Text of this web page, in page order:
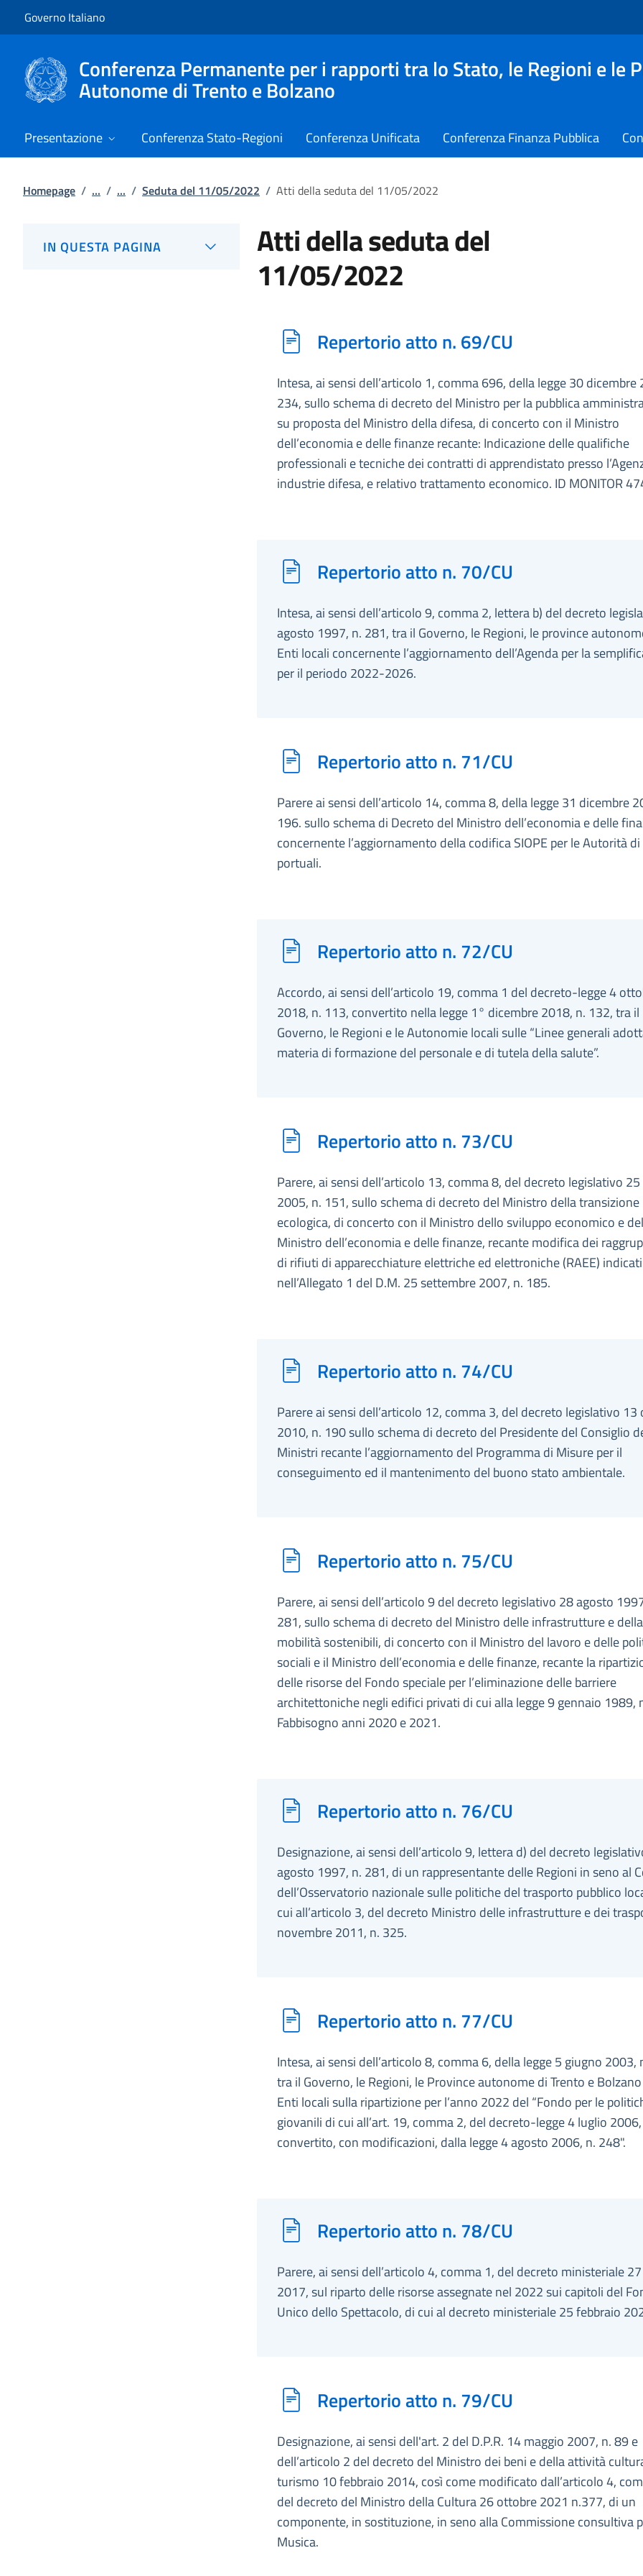
Governo Italiano
Conferenza Permanente per i rapporti tra lo Stato, le Regioni e le
Autonome di Trento e Bolzano
Presentazione Conferenza Stato-Regioni Conferenza Unificata Conferenza Finanza Pubblica
Homepage / ... / ... / Seduta del 11/05/2022 / Atti della seduta del 11/05/2022
IN QUESTA PAGINA Atti della seduta del
11/05/2022
Repertorio atto n. 69/CU
Intesa, ai sensi dell’articolo 1, comma 696, della legge 30 dicembre
234, sullo schema di decreto del Ministro per la pubblica
su proposta del Ministro della difesa, di concerto con il Ministro
dell’economia e delle finanze recante: Indicazione delle qualifiche
professionali e tecniche dei contratti di apprendistato presso
industrie difesa, e relativo trattamento economico. ID MONITOR
Repertorio atto n. 70/CU
Intesa, ai sensi dell’articolo 9, comma 2, lettera b) del decreto
agosto 1997, n. 281, tra il Governo, le Regioni, le province
Enti locali concernente l’aggiornamento dell’Agenda per la
per il periodo 2022-2026.
Repertorio atto n. 71/CU
Parere ai sensi dell’articolo 14, comma 8, della legge 31 dicembre
196. sullo schema di Decreto del Ministro dell’economia e delle
concernente l’aggiornamento della codifica SIOPE per le Autorità
portuali.
Repertorio atto n. 72/CU
Accordo, ai sensi dell’articolo 19, comma 1 del decreto-legge 4
2018, n. 113, convertito nella legge 1° dicembre 2018, n. 132, tra il
Governo, le Regioni e le Autonomie locali sulle “Linee generali
materia di formazione del personale e di tutela della salute”.
Repertorio atto n. 73/CU
Parere, ai sensi dell’articolo 13, comma 8, del decreto legislativo
2005, n. 151, sullo schema di decreto del Ministro della transizione
ecologica, di concerto con il Ministro dello sviluppo economico e del
Ministro dell’economia e delle finanze, recante modifica dei
di rifiuti di apparecchiature elettriche ed elettroniche (RAEE) indicati
nell’Allegato 1 del D.M. 25 settembre 2007, n. 185.
Repertorio atto n. 74/CU
Parere ai sensi dell’articolo 12, comma 3, del decreto legislativo
2010, n. 190 sullo schema di decreto del Presidente del Consiglio
Ministri recante l’aggiornamento del Programma di Misure per il
conseguimento ed il mantenimento del buono stato ambientale.
Repertorio atto n. 75/CU
Parere, ai sensi dell’articolo 9 del decreto legislativo 28 agosto
281, sullo schema di decreto del Ministro delle infrastrutture e della
mobilità sostenibili, di concerto con il Ministro del lavoro e delle
sociali e il Ministro dell’economia e delle finanze, recante la
delle risorse del Fondo speciale per l’eliminazione delle barriere
architettoniche negli edifici privati di cui alla legge 9 gennaio 1989,
Fabbisogno anni 2020 e 2021.
Repertorio atto n. 76/CU
Designazione, ai sensi dell’articolo 9, lettera d) del decreto
agosto 1997, n. 281, di un rappresentante delle Regioni in seno al
dell’Osservatorio nazionale sulle politiche del trasporto pubblico
cui all’articolo 3, del decreto Ministro delle infrastrutture e dei
novembre 2011, n. 325.
Repertorio atto n. 77/CU
Intesa, ai sensi dell’articolo 8, comma 6, della legge 5 giugno 2003,
tra il Governo, le Regioni, le Province autonome di Trento e
Enti locali sulla ripartizione per l’anno 2022 del “Fondo per le
giovanili di cui all’art. 19, comma 2, del decreto-legge 4 luglio
convertito, con modificazioni, dalla legge 4 agosto 2006, n. 248".
Repertorio atto n. 78/CU
Parere, ai sensi dell’articolo 4, comma 1, del decreto ministeriale
2017, sul riparto delle risorse assegnate nel 2022 sui capitoli del
Unico dello Spettacolo, di cui al decreto ministeriale 25 febbraio
Repertorio atto n. 79/CU
Designazione, ai sensi dell'art. 2 del D.P.R. 14 maggio 2007, n. 89 e
dell’articolo 2 del decreto del Ministro dei beni e della attività
turismo 10 febbraio 2014, così come modificato dall’articolo 4,
del decreto del Ministro della Cultura 26 ottobre 2021 n.377, di un
componente, in sostituzione, in seno alla Commissione consultiva
Musica.